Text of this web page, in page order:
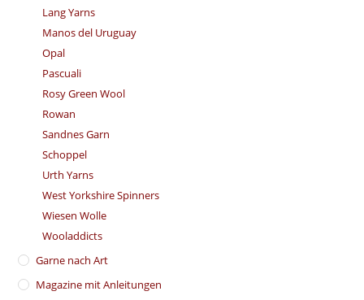
Lang Yarns
Manos del Uruguay
Opal
Pascuali
Rosy Green Wool
Rowan
Sandnes Garn
Schoppel
Urth Yarns
West Yorkshire Spinners
Wiesen Wolle
Wooladdicts
Garne nach Art
Magazine mit Anleitungen